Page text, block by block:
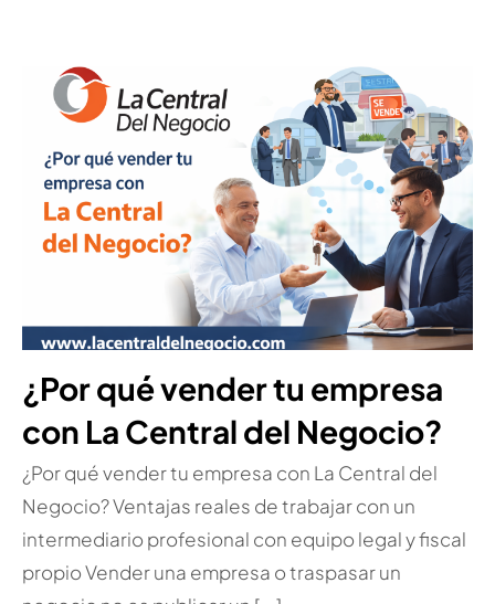
¿Por qué vender tu empresa
con La Central del Negocio?
¿Por qué vender tu empresa con La Central del
Negocio? Ventajas reales de trabajar con un
intermediario profesional con equipo legal y fiscal
propio Vender una empresa o traspasar un